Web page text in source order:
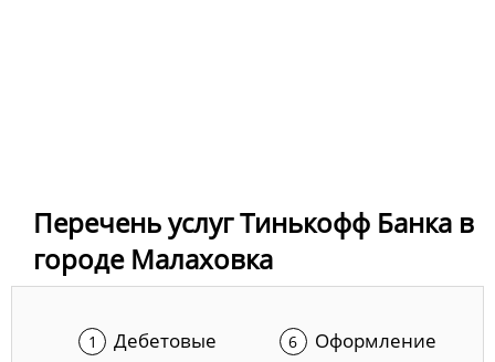
Перечень услуг Тинькофф Банка в
городе Малаховка
Дебетовые
Оформление